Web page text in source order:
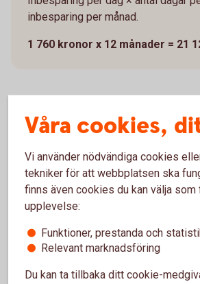
inbesparing per månad.
1 760 kronor x 12 månader = 21
Spara 10 800 kr om året på
varannan dag
Om det känns alldeles för tråkigt
hejdå till krog och restaurang så
all in. Det är ju helt okej att släppa in
”glömde", ”fredagslyx” och
och kanske köra matlåda varannan
Våra cookies,
Vi använder nödvändiga cookies
tekniker för att webbplatsen ska
finns även cookies du kan välja som
upplevelse:
Funktioner, prestanda och
Relevant marknadsföring
Du kan ta tillbaka ditt cookie-